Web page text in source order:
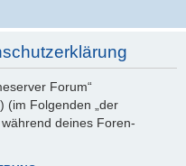
Forum“
(im Folgenden „der
deines Foren-